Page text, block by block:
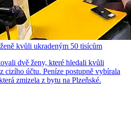
kvůli ukradeným 50 tisícům
dvě ženy, které hledali kvůli
cizího účtu. Peníze postupně vybírala
zmizela z bytu na Plzeňské.